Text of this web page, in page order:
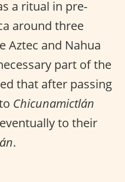
a ritual in pre-
around three
Aztec and Nahua
part of the
that after passing
Chicunamictlán
to their
.